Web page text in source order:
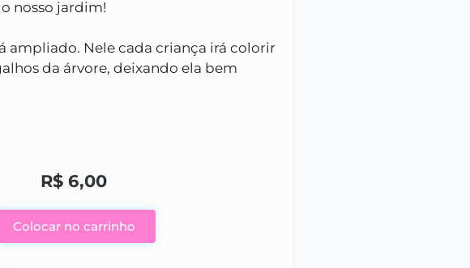
nosso jardim!
ampliado. Nele cada criança irá colorir
da árvore, deixando ela bem
R$ 6,00
Colocar no carrinho